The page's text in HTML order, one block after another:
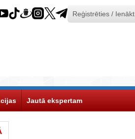
Reģistrēties / Ienākt
Jautā ekspertam